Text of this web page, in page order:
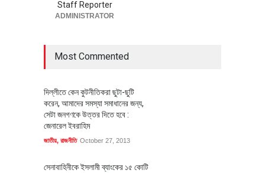
Staff Reporter
ADMINISTRATOR
Most Commented
দিল্লীতে কেন কুটনীতিকরা ছুটা-ছুটি
করেন, আমাদের সমস্যা সমাধানের জন্য,
সেটা জনগণকে উত্তর দিতে হবে :
জেনারেল ইবরাহিম
জাতীয়, রাজনীতি October 27, 2013
সেনাবাহিনীকে ইসলামী ব্যাংকের ১৫ কোটি